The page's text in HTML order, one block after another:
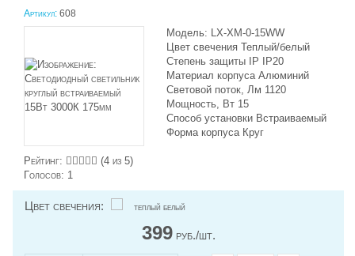
Артикул: 608
Рейтинг: (4 из 5)
Голосов: 1
Модель: LX-XM-0-15WW
Цвет свечения Теплый/белый
Степень защиты IP IP20
Материал корпуса Алюминий
Световой поток, Лм 1120
Мощность, Вт 15
Способ установки Встраиваемый
Форма корпуса Круг
Цвет свечения: теплый белый
399руб./шт.